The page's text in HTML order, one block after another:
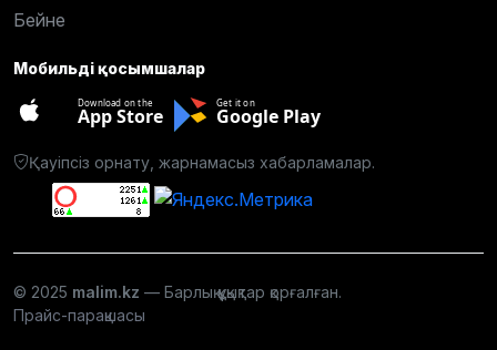
Бейне
Мобильді қосымшалар
Download on the
App Store
Get it on
Google Play
Қауіпсіз орнату, жарнамасыз хабарламалар.
© 2025 malim.kz — Барлық құқықтар қорғалған.
Прайс-парақшасы